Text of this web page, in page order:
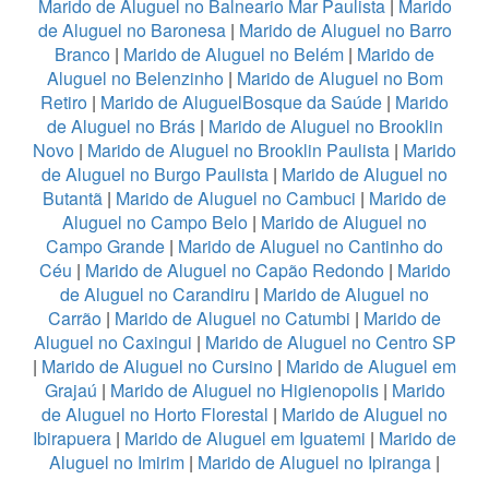
Marido de Aluguel no Balneario Mar Paulista| Marido
de Aluguel no Baronesa| Marido de Aluguel no Barro
Branco | Marido de Aluguel no Belém | Marido de
Aluguel no Belenzinho| Marido de Aluguel no Bom
Retiro | Marido de AluguelBosque da Saúde | Marido
de Aluguel no Brás| Marido de Aluguel no Brooklin
Novo | Marido de Aluguel no Brooklin Paulista | Marido
de Aluguel no Burgo Paulista | Marido de Aluguel no
Butantã | Marido de Aluguel no Cambuci | Marido de
Aluguel no Campo Belo | Marido de Aluguel no
Campo Grande | Marido de Aluguel no Cantinho do
Céu | Marido de Aluguel no Capão Redondo| Marido
de Aluguel no Carandiru | Marido de Aluguel no
Carrão | Marido de Aluguel no Catumbi | Marido de
Aluguel no Caxingui | Marido de Aluguel no Centro SP
| Marido de Aluguel no Cursino | Marido de Aluguel em
Grajaú | Marido de Aluguel no Higienopolis| Marido
de Aluguel no Horto Florestal | Marido de Aluguel no
Ibirapuera | Marido de Aluguel em Iguatemi | Marido de
Aluguel no Imirim | Marido de Aluguel no Ipiranga |